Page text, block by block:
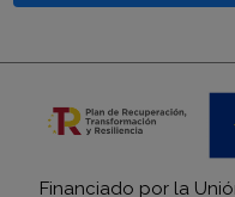
Financiado por la